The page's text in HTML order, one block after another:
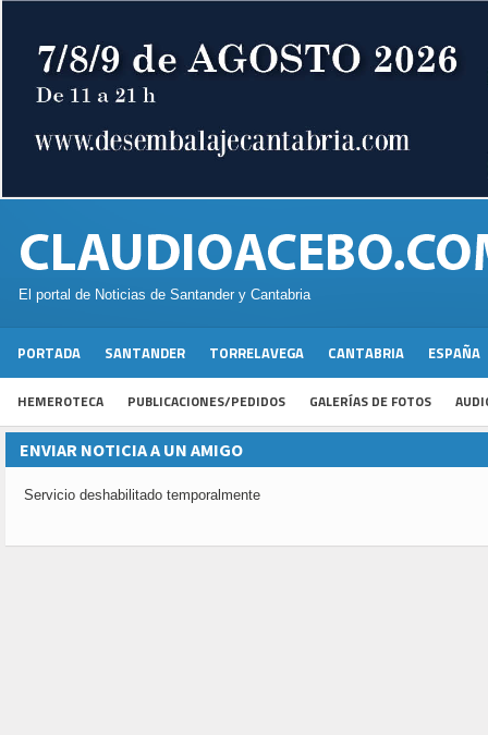
El portal de Noticias de Santander y Cantabria
PORTADA SANTANDER TORRELAVEGA CANTABRIA ESPAÑA
HEMEROTECA PUBLICACIONES/PEDIDOS GALERÍAS DE FOTOS
ENVIAR NOTICIA A UN AMIGO
Servicio deshabilitado temporalmente